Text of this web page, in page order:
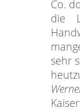
Co.
die
sehr